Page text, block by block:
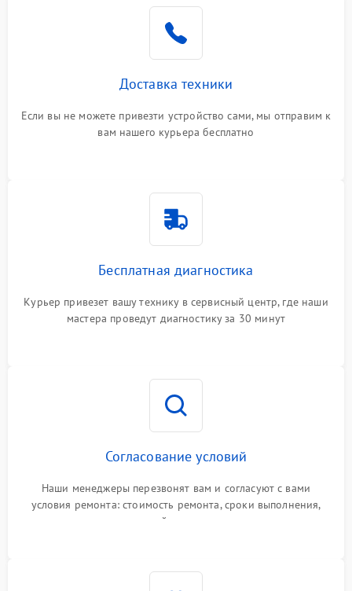
Доставка техники
Если вы не можете привезти устройство сами, мы отправим к
вам нашего курьера бесплатно
Бесплатная диагностика
Курьер привезет вашу технику в сервисный центр, где наши
мастера проведут диагностику за 30 минут
Согласование условий
Наши менеджеры перезвонят вам и согласуют с вами
условия ремонта: стоимость ремонта, сроки выполнения,
гарантийные условия